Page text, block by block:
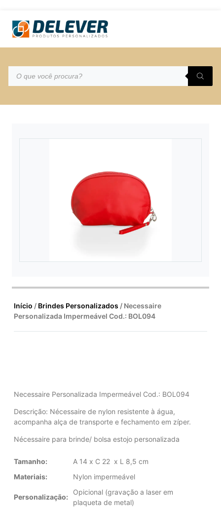
Início / Brindes Personalizados / Necessaire
Personalizada Impermeável Cod.: BOL094
Necessaire Personalizada Impermeável Cod.: BOL094
Descrição: Nécessaire de nylon resistente à água,
acompanha alça de transporte e fechamento em zíper.
Nécessaire para brinde/ bolsa estojo personalizada
Tamanho:
A 14 x C 22 x L 8,5 cm
Materiais:
Nylon impermeável
Personalização:
Opicional (gravação a laser em
plaqueta de metal)